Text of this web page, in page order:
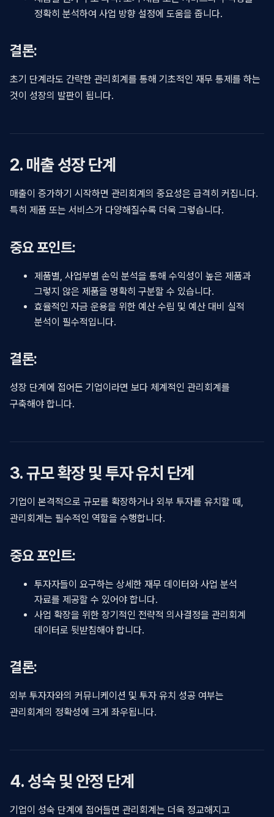
정확히 분석하여 사업 방향 설정에 도움을 줍니다.
결론:
초기 단계라도 간략한 관리회계를 통해 기초적인 재무 통제를 하는
것이 성장의 발판이 됩니다.
2. 매출 성장 단계
매출이 증가하기 시작하면 관리회계의 중요성은 급격히 커집니다.
특히 제품 또는 서비스가 다양해질수록 더욱 그렇습니다.
중요 포인트:
제품별, 사업부별 손익 분석을 통해 수익성이 높은 제품과
그렇지 않은 제품을 명확히 구분할 수 있습니다.
효율적인 자금 운용을 위한 예산 수립 및 예산 대비 실적
분석이 필수적입니다.
결론:
성장 단계에 접어든 기업이라면 보다 체계적인 관리회계를
구축해야 합니다.
3. 규모 확장 및 투자 유치 단계
기업이 본격적으로 규모를 확장하거나 외부 투자를 유치할 때,
관리회계는 필수적인 역할을 수행합니다.
중요 포인트:
투자자들이 요구하는 상세한 재무 데이터와 사업 분석
자료를 제공할 수 있어야 합니다.
사업 확장을 위한 장기적인 전략적 의사결정을 관리회계
데이터로 뒷받침해야 합니다.
결론:
외부 투자자와의 커뮤니케이션 및 투자 유치 성공 여부는
관리회계의 정확성에 크게 좌우됩니다.
4. 성숙 및 안정 단계
기업이 성숙 단계에 접어들면 관리회계는 더욱 정교해지고